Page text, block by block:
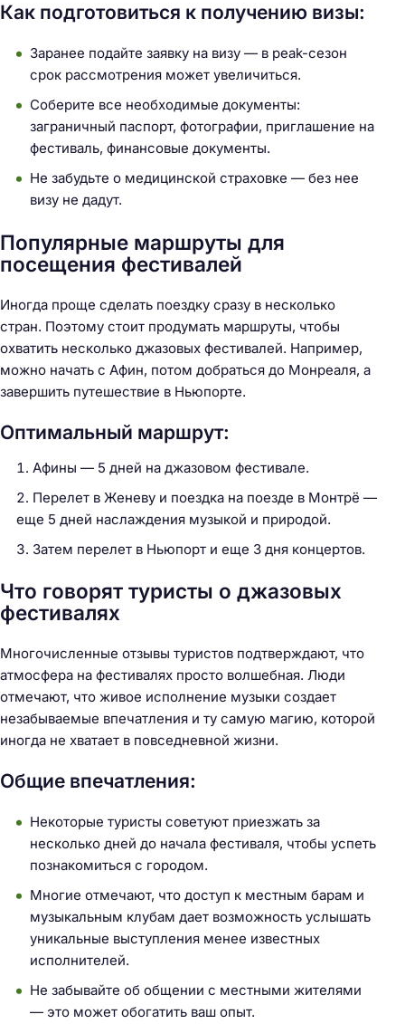
Как подготовиться к получению визы:
Заранее подайте заявку на визу — в peak-сезон
срок рассмотрения может увеличиться.
Соберите все необходимые документы:
заграничный паспорт, фотографии, приглашение на
фестиваль, финансовые документы.
Не забудьте о медицинской страховке — без нее
визу не дадут.
Популярные маршруты для
посещения фестивалей
Иногда проще сделать поездку сразу в несколько
стран. Поэтому стоит продумать маршруты, чтобы
охватить несколько джазовых фестивалей. Например,
можно начать с Афин, потом добраться до Монреаля, а
завершить путешествие в Ньюпорте.
Оптимальный маршрут:
Афины — 5 дней на джазовом фестивале.
Перелет в Женеву и поездка на поезде в Монтрё —
еще 5 дней наслаждения музыкой и природой.
Затем перелет в Ньюпорт и еще 3 дня концертов.
Что говорят туристы о джазовых
фестивалях
Многочисленные отзывы туристов подтверждают, что
атмосфера на фестивалях просто волшебная. Люди
отмечают, что живое исполнение музыки создает
незабываемые впечатления и ту самую магию, которой
иногда не хватает в повседневной жизни.
Общие впечатления:
Некоторые туристы советуют приезжать за
несколько дней до начала фестиваля, чтобы успеть
познакомиться с городом.
Многие отмечают, что доступ к местным барам и
музыкальным клубам дает возможность услышать
уникальные выступления менее известных
исполнителей.
Не забывайте об общении с местными жителями
— это может обогатить ваш опыт.
а